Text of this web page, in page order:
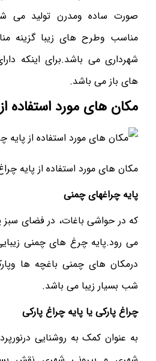
صورت ساده ومدرن تولید می
مناسب وطرح های زیبا گزینه
شهرداری می باشد.برای اینکه
های باز می باشد.
مکان های مورد استفاده
مکان های مورد استفاده از پایه
پایه چراغهای چمنی
که در حواشی باغات، در فضای سبز
می رود.پایه چرغ های چمنی
درمکان های چمنی باغچه ها
شب بسیار زیبا می باشد.
چراغ پارکی یا پایه چراغ پارکی
به عنوان کمک به روشنایی